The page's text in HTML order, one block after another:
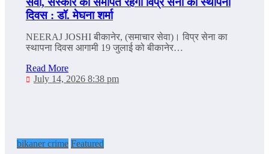
दिवस : डॉ. मेघना शर्मा
NEERAJ JOSHI बीकानेर, (समाचार सेवा)। विप्र सेना का
स्थापना दिवस आगामी 19 जुलाई को बीकानेर…
Read More
July 14, 2026 8:38 pm
bikaner crime Featured